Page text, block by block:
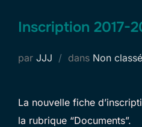
Inscription 2017-
par JJJ dans Non classé
La nouvelle fiche
la rubrique “Documents”.